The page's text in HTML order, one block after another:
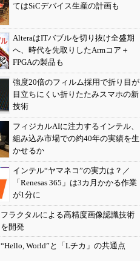
てはSiCデバイス生産の計画も
AlteraはITバブルを切り抜け全盛期
へ、時代を先取りしたArmコア＋
FPGAの製品も
強度20倍のフィルム採用で折り目が
目立ちにくい折りたたみスマホの新
技術
フィジカルAIに注力するインテル、
組み込み市場での約40年の実績を生
かせるか
インテル“ヤマネコ”の実力は？／
「Renesas 365」は3カ月かかる作業
が1分に
フラクタルによる高精度画像認識技術
を開発
“Hello, World”と「Lチカ」の共通点